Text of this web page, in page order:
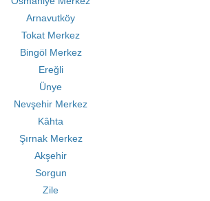
Arnavutköy
Tokat Merkez
Bingöl Merkez
Ereğli
Ünye
Nevşehir Merkez
Kâhta
Şırnak Merkez
Akşehir
Sorgun
Zile